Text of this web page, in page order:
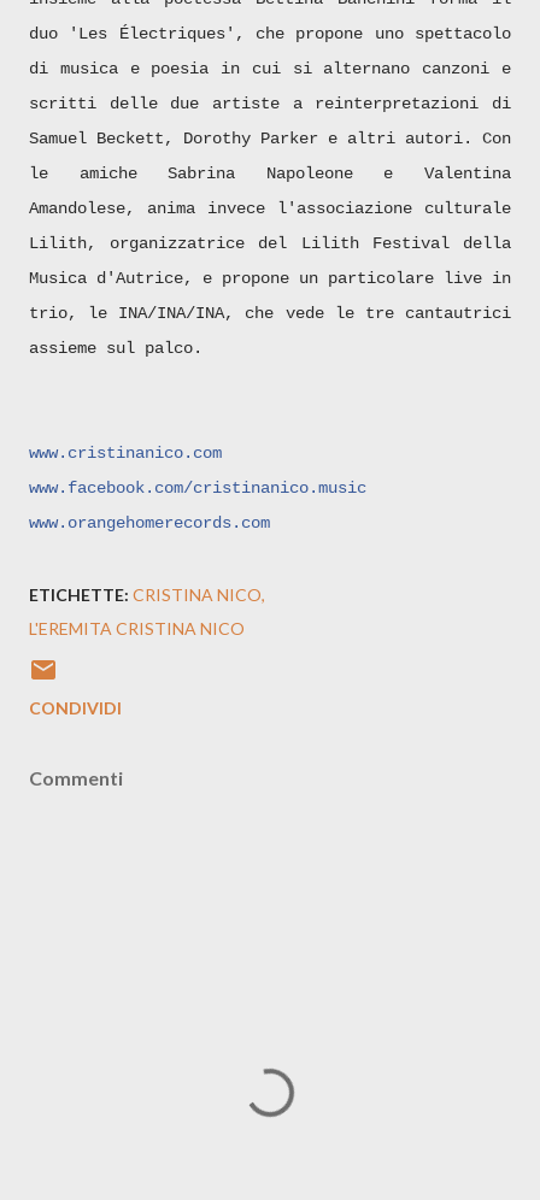
duo 'Les Électriques', che propone uno spettacolo
di musica e poesia in cui si alternano canzoni e
scritti delle due artiste a reinterpretazioni di
Samuel Beckett, Dorothy Parker e altri autori. Con
le amiche Sabrina Napoleone e Valentina
Amandolese, anima invece l'associazione culturale
Lilith, organizzatrice del Lilith Festival della
Musica d'Autrice, e propone un particolare live in
trio, le INA/INA/INA, che vede le tre cantautrici
assieme sul palco.
www.cristinanico.com
www.facebook.com/cristinanico.music
www.orangehomerecords.com
ETICHETTE: CRISTINA NICO
L'EREMITA CRISTINA NICO
CONDIVIDI
Commenti